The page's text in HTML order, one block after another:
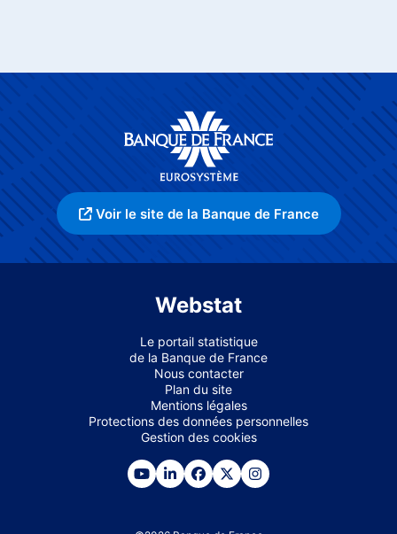
Voir le site de la Banque de France
Webstat
Le portail statistique
de la Banque de France
Nous contacter
Plan du site
Mentions légales
Protections des données personnelles
Gestion des cookies